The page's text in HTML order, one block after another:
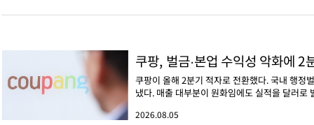
쿠팡, 벌금·본업 수익성 악화에 2
쿠팡이 올해 2분기 적자로 전환했다. 국내 행정
냈다. 매출 대부분이 원화임에도 실적을 달러로
2026.08.05